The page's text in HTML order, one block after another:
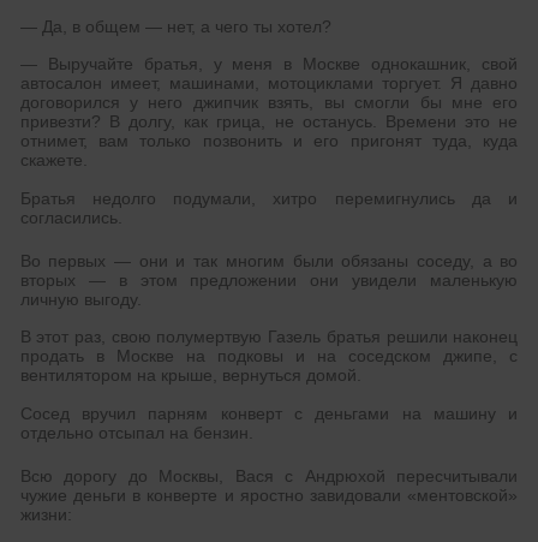
— Да, в общем — нет, а чего ты хотел?
— Выручайте братья, у меня в Москве однокашник, свой
автосалон имеет, машинами, мотоциклами торгует. Я давно
договорился у него джипчик взять, вы смогли бы мне его
привезти? В долгу, как грица, не останусь. Времени это не
отнимет, вам только позвонить и его пригонят туда, куда
скажете.
Братья недолго подумали, хитро перемигнулись да и
согласились.
Во первых — они и так многим были обязаны соседу, а во
вторых — в этом предложении они увидели маленькую
личную выгоду.
В этот раз, свою полумертвую Газель братья решили наконец
продать в Москве на подковы и на соседском джипе, с
вентилятором на крыше, вернуться домой.
Сосед вручил парням конверт с деньгами на машину и
отдельно отсыпал на бензин.
Всю дорогу до Москвы, Вася с Андрюхой пересчитывали
чужие деньги в конверте и яростно завидовали «ментовской»
жизни: